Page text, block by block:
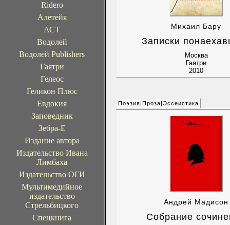
Ridero
Алетейя
АСТ
Водолей
Водолей Publishers
Гаятри
Гелеос
Геликон Плюс
Евдокия
Заповедник
Зебра-Е
Издание автора
Издательство Ивана
Лимбаха
Издательство ОГИ
Мультимедийное
издательство
Стрельбицкого
Спецкнига
Михаил Бару
Записки
Москва
Гаятри
2010
Поэзия|Проза|Эссеистика
Андрей Мадисон
Собрание